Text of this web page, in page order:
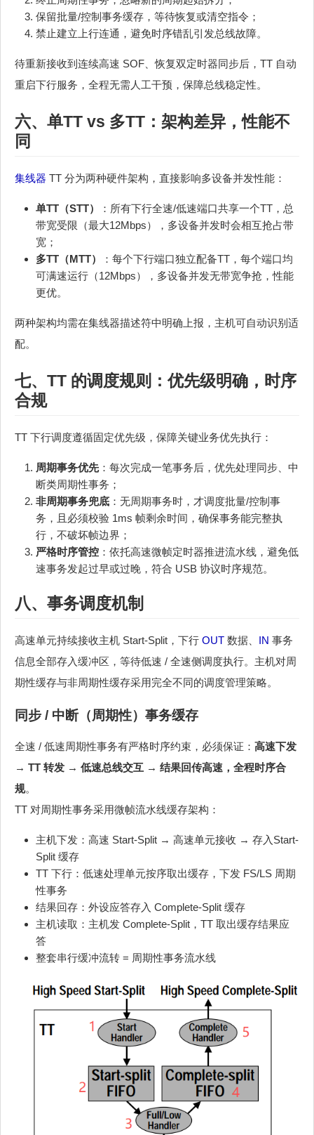
保留批量/控制事务缓存，等待恢复或清空指令；
禁止建立上行连通，避免时序错乱引发总线故障。
待重新接收到连续高速 SOF、恢复双定时器同步后，TT 自动
重启下行服务，全程无需人工干预，保障总线稳定性。
六、单TT vs 多TT：架构差异，性能不
同
集线器 TT 分为两种硬件架构，直接影响多设备并发性能：
单TT（STT）
：所有下行全速/低速端口共享一个TT，总
带宽受限（最大12Mbps），多设备并发时会相互抢占带
宽；
多TT（MTT）
：每个下行端口独立配备TT，每个端口均
可满速运行（12Mbps），多设备并发无带宽争抢，性能
更优。
两种架构均需在集线器描述符中明确上报，主机可自动识别适
配。
七、TT 的调度规则：优先级明确，时序
合规
TT 下行调度遵循固定优先级，保障关键业务优先执行：
周期事务优先：每次完成一笔事务后，优先处理同步、中
断类周期性事务；
非周期事务兜底 ：无周期事务时，才调度批量/控制事
务，且必须校验 1ms 帧剩余时间，确保事务能完整执
行，不破坏帧边界；
严格时序管控 ：依托高速微帧定时器推进流水线，避免低
速事务发起过早或过晚，符合 USB 协议时序规范。
八、事务调度机制
高速单元持续接收主机 Start-Split，下行 OUT 数据、 IN 事务
信息全部存入缓冲区，等待低速 / 全速侧调度执行。主机对周
期性缓存与非周期性缓存采用完全不同的调度管理策略。
同步 / 中断（周期性）事务缓存
全速 / 低速周期性事务有严格时序约束，必须保证： 高速下发
→ TT 转发 → 低速总线交互 → 结果回传高速，全程时序合
规。
TT 对周期性事务采用微帧流水线缓存架构：
主机下发：高速 Start-Split → 高速单元接收 → 存入Start-
Split 缓存
TT 下行：低速处理单元按序取出缓存，下发 FS/LS 周期
性事务
结果回存：外设应答存入 Complete-Split 缓存
主机读取：主机发 Complete-Split，TT 取出缓存结果应
答
整套串行缓冲流转 = 周期性事务流水线